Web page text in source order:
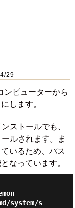
29
ンピューターから
します。
ストールでも、
ルされます。ま
いるため、パス
なっています。